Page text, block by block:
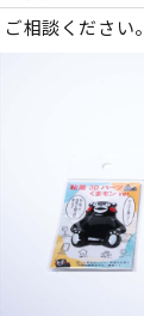
ご相談ください。